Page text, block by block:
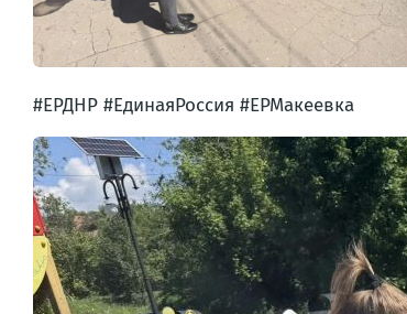
#ЕРДНР #ЕдинаяРоссия #ЕРМакеевка